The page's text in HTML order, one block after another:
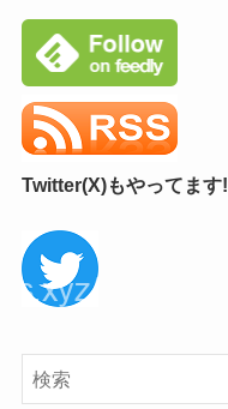
Twitter(X)もやってます!